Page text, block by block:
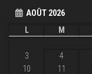
AOÛT 2026
L
M
3
4
10
11